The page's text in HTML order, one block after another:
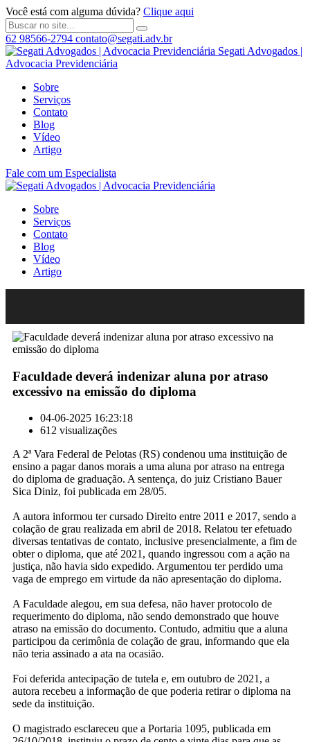
Você está com alguma dúvida? Clique aqui
62 98566-2794 contato@segati.adv.br
Segati Advogados |
Advocacia Previdenciária
Sobre
Serviços
Contato
Blog
Vídeo
Artigo
Fale com um Especialista
Sobre
Serviços
Contato
Blog
Vídeo
Artigo
Faculdade deverá indenizar aluna por atraso
excessivo na emissão do diploma
04-06-2025 16:23:18
612 visualizações
A 2ª Vara Federal de Pelotas (RS) condenou uma instituição de
ensino a pagar danos morais a uma aluna por atraso na entrega
do diploma de graduação. A sentença, do juiz Cristiano Bauer
Sica Diniz, foi publicada em 28/05.
A autora informou ter cursado Direito entre 2011 e 2017, sendo a
colação de grau realizada em abril de 2018. Relatou ter efetuado
diversas tentativas de contato, inclusive presencialmente, a fim de
obter o diploma, que até 2021, quando ingressou com a ação na
justiça, não havia sido expedido. Argumentou ter perdido uma
vaga de emprego em virtude da não apresentação do diploma.
A Faculdade alegou, em sua defesa, não haver protocolo de
requerimento do diploma, não sendo demonstrado que houve
atraso na emissão do documento. Contudo, admitiu que a aluna
participou da cerimônia de colação de grau, informando que ela
não teria assinado a ata na ocasião.
Foi deferida antecipação de tutela e, em outubro de 2021, a
autora recebeu a informação de que poderia retirar o diploma na
sede da instituição.
O magistrado esclareceu que a Portaria 1095, publicada em